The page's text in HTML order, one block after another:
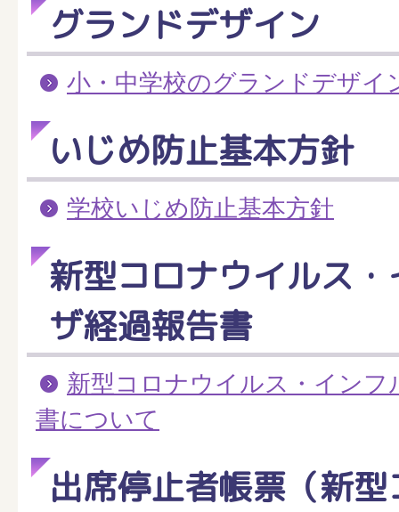
グランドデザイン
小・中学校のグランドデザイ
いじめ防止基本方針
学校いじめ防止基本方針
新型コロナウイルス
ザ経過報告書
新型コロナウイルス・インフ
書について
出席停止者帳票（新